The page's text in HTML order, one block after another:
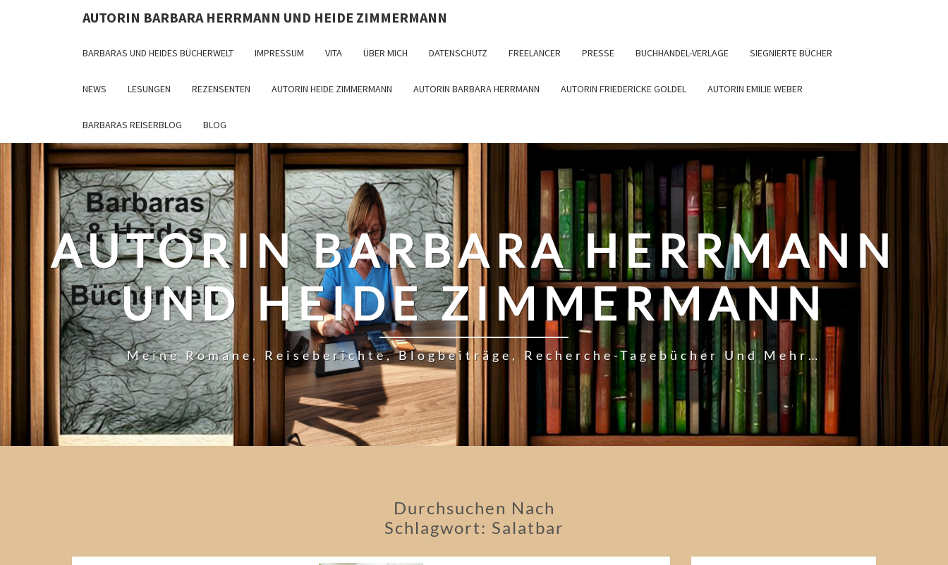
AUTORIN BARBARA HERRMANN UND HEIDE ZIMMERMANN
BARBARAS UND HEIDES BÜCHERWELT IMPRESSUM VITA ÜBER MICH DATENSCHUTZ FREELANCER PRESSE BUCHHANDEL-VERLAGE SIEGNIERTE BÜCHER
NEWS LESUNGEN REZENSENTEN AUTORIN HEIDE ZIMMERMANN AUTORIN BARBARA HERRMANN AUTORIN FRIEDERICKE GOLDEL AUTORIN EMILIE WEBER
BARBARAS REISERBLOG BLOG
AUTORIN BARBARA HERRMANN
UND HEIDE ZIMMERMANN
Meine Romane, Reiseberichte, Blogbeiträge, Recherche-Tagebücher Und Mehr…
Durchsuchen Nach
Schlagwort: Salatbar